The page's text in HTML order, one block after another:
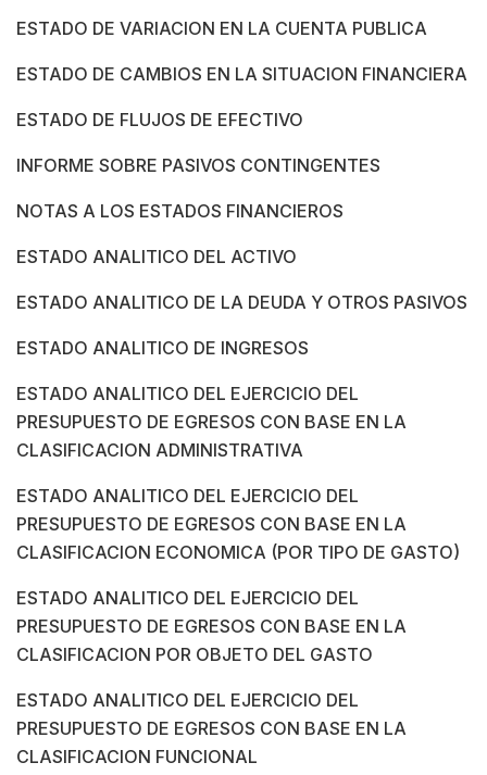
ESTADO DE VARIACION EN LA CUENTA PUBLICA
ESTADO DE CAMBIOS EN LA SITUACION FINANCIERA
ESTADO DE FLUJOS DE EFECTIVO
INFORME SOBRE PASIVOS CONTINGENTES
NOTAS A LOS ESTADOS FINANCIEROS
ESTADO ANALITICO DEL ACTIVO
ESTADO ANALITICO DE LA DEUDA Y OTROS PASIVOS
ESTADO ANALITICO DE INGRESOS
ESTADO ANALITICO DEL EJERCICIO DEL
PRESUPUESTO DE EGRESOS CON BASE EN LA
CLASIFICACION ADMINISTRATIVA
ESTADO ANALITICO DEL EJERCICIO DEL
PRESUPUESTO DE EGRESOS CON BASE EN LA
CLASIFICACION ECONOMICA (POR TIPO DE GASTO)
ESTADO ANALITICO DEL EJERCICIO DEL
PRESUPUESTO DE EGRESOS CON BASE EN LA
CLASIFICACION POR OBJETO DEL GASTO
ESTADO ANALITICO DEL EJERCICIO DEL
PRESUPUESTO DE EGRESOS CON BASE EN LA
CLASIFICACION FUNCIONAL